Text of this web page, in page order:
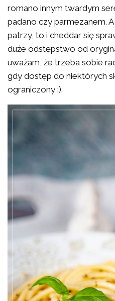
romano innym twardym
padano czy parmezanem.
patrzy, to i cheddar się
duże odstępstwo od
uważam, że trzeba sobie
gdy dostęp do niektórych
ograniczony :).